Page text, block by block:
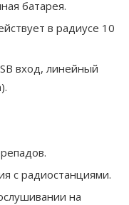
батарея.
в радиусе 10
вход, линейный
с радиостанциями.
на